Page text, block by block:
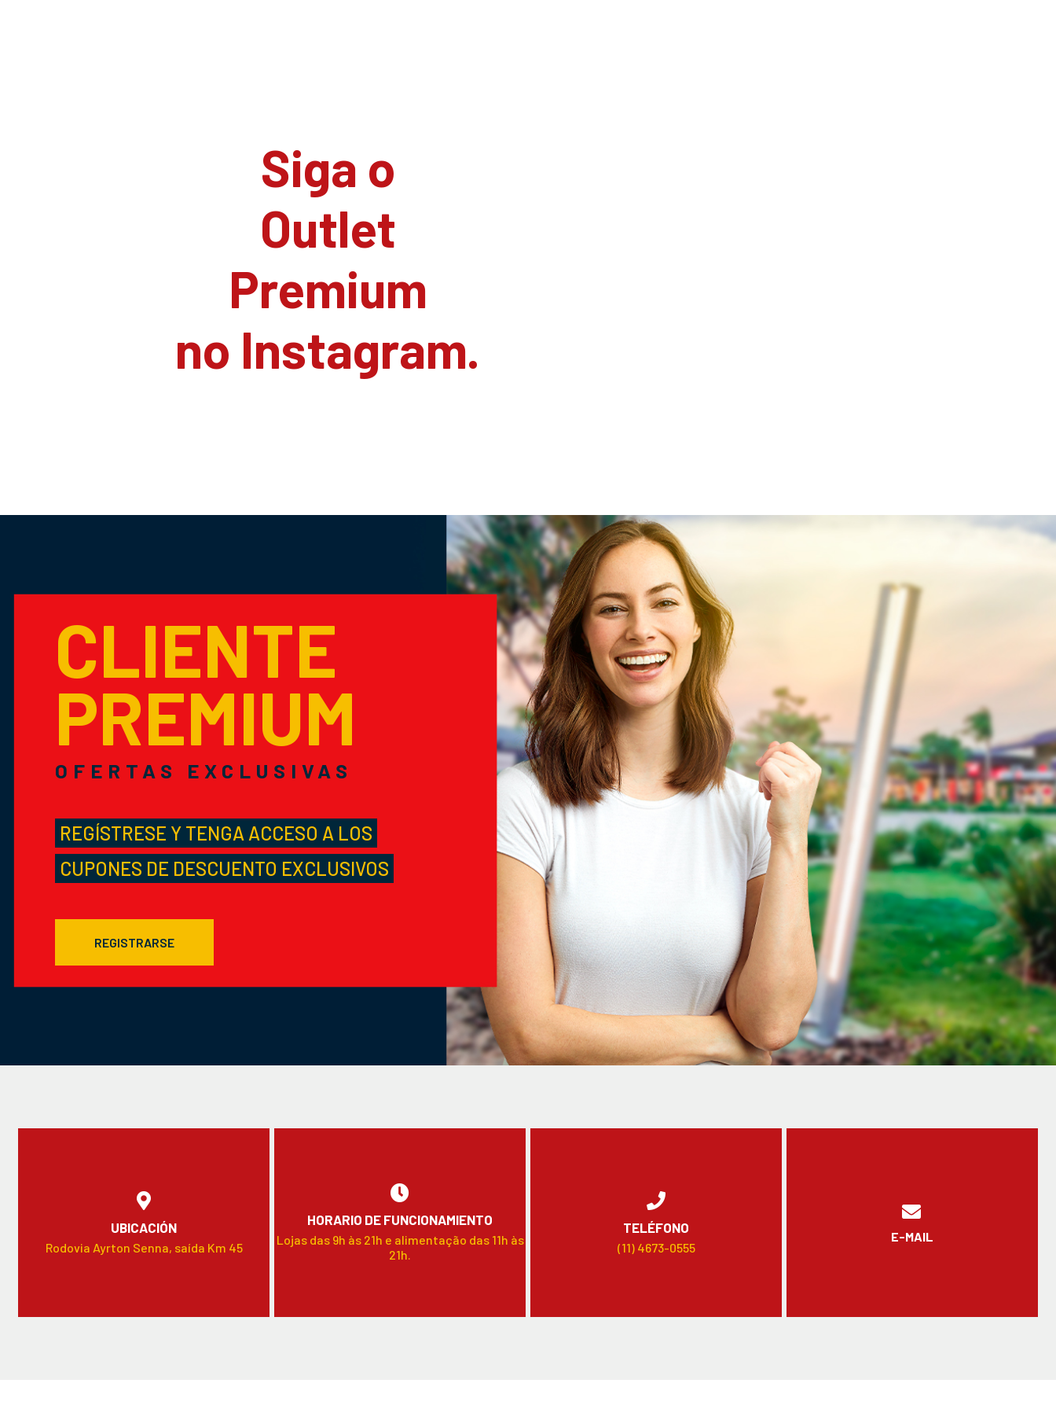
Siga o
Outlet
Premium
no Instagram.
CLIENTE
PREMIUM
OFERTAS EXCLUSIVAS
REGÍSTRESE Y TENGA ACCESO A LOS
CUPONES DE DESCUENTO EXCLUSIVOS
REGISTRARSE
UBICACIÓN
Rodovia Ayrton Senna, saída Km 45
HORARIO DE FUNCIONAMIENTO
Lojas das 9h às 21h e alimentação das 11h às
21h.
TELÉFONO
(11) 4673-0555
E-MAIL